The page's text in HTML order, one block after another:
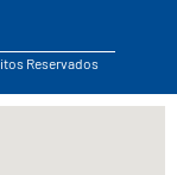
Reservados